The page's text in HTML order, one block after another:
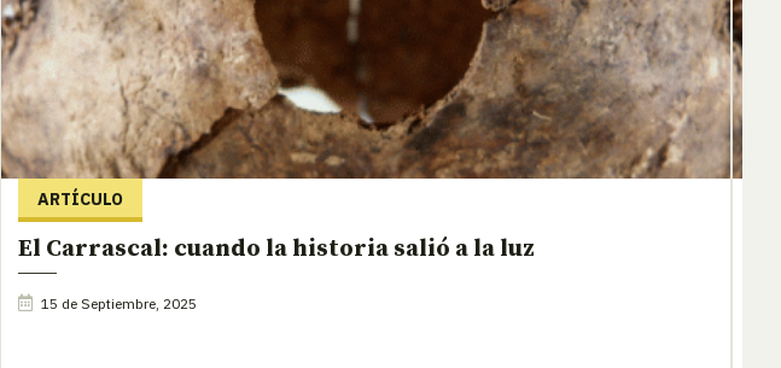
ARTÍCULO
El Carrascal: cuando la historia salió a la luz
15 de Septiembre, 2025